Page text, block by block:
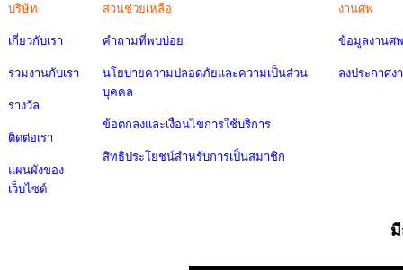
บริษัท
เกี่ยวกับเรา
ร่วมงานกับเรา
รางวัล
ติดต่อเรา
แผนผังของ
เว็บไซต์
ส่วนช่วยเหลือ
คำถามที่พบบ่อย
นโยบายความปลอดภัยและความเป็นส่วน
บุคคล
ข้อตกลงและเงื่อนไขการใช้บริการ
สิทธิประโยชน์สำหรับการเป็นสมาชิก
งานศพ
ข้อมูลงานศพ
ลงประกาศง